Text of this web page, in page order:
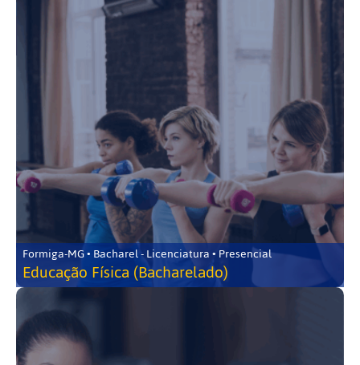
Formiga-MG • Bacharel - Licenciatura • Presencial
Educação Física (Bacharelado)